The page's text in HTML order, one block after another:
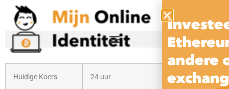
Huidige Koers 24 uur 30
andere